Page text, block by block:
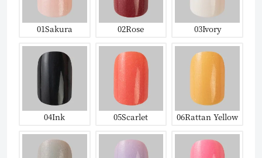
01Sakura 02Rose 03Ivory
04Ink 05Scarlet 06Rattan Yellow